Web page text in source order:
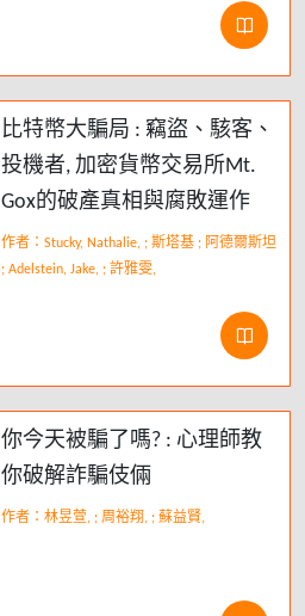
比特幣大騙局 : 竊盜、駭客、
投機者, 加密貨幣交易所Mt.
Gox的破產真相與腐敗運作
作者：Stucky, Nathalie, ; 斯塔基 ; 阿德爾斯坦
; Adelstein, Jake, ; 許雅雯,
你今天被騙了嗎? : 心理師教
你破解詐騙伎倆
作者：林昱萱, ; 周裕翔, ; 蘇益賢,